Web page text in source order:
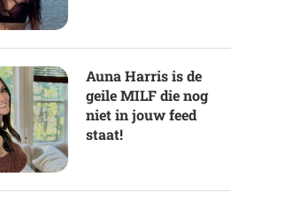
Auna Harris is de
geile MILF die nog
niet in jouw feed
staat!